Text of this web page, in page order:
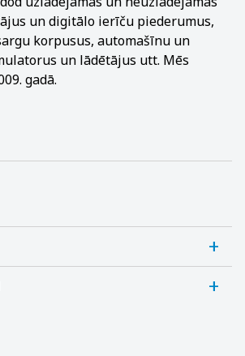
un digitālo ierīču piederumus,
korpusus, automašīnu un
un lādētājus utt. Mēs
gadā.